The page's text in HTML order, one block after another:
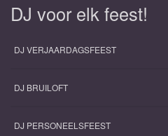
DJ voor elk feest!
DJ VERJAARDAGSFEEST
DJ BRUILOFT
DJ PERSONEELSFEEST